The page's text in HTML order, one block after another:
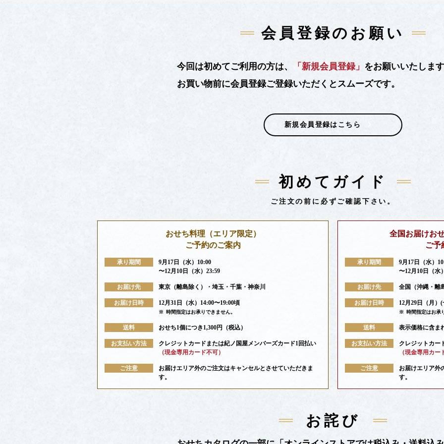
会員登録のお願い
今回は初めてご利用の方は、 「新規会員登録」 をお願いいたしま
お買い物前に会員登録ご登録いただくとスムーズです。
新規会員登録はこちら
初めてガイド
ご注文の前に必ずご確認下さい。
おせち料理 （エリア限定）
ご予約のご案内
承り期間
9月17日（水）10:00
〜12月10日（水）23:59
お届け先 東京（離島除く）・埼玉・千葉・神奈川
お届け日時 12月31日（水）14:00〜19:00頃
※ 時間指定はお承りできません。
送料 おせち1個につき1,300円（税込）
お支払い方法
クレジットカードまたは紀ノ国屋メンバーズカード1回払い
（現金専用カード不可）
ご注意
お届けエリア外のご注文はキャンセルとさせていただきま
す。
全国お届けお
ご予
承り期間
9月17日（水）
〜12月10日（水
お届け先 全国（沖縄・離
お届け日時 12月29日（月
※ 時間指定はお承
送料 表示価格に含ま
お支払い方法
クレジットカー
（現金専用カー
ご注意
お届けエリア外
す。
お詫び